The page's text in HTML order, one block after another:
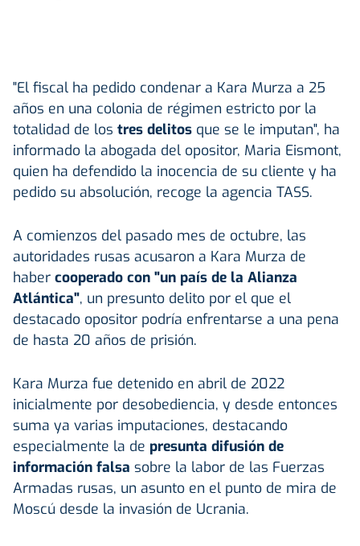
"El fiscal ha pedido condenar a Kara Murza a 25
años en una colonia de régimen estricto por la
totalidad de los tres delitos que se le imputan", ha
informado la abogada del opositor, Maria Eismont,
quien ha defendido la inocencia de su cliente y ha
pedido su absolución, recoge la agencia TASS.
A comienzos del pasado mes de octubre, las
autoridades rusas acusaron a Kara Murza de
haber cooperado con "un país de la Alianza
Atlántica", un presunto delito por el que el
destacado opositor podría enfrentarse a una pena
de hasta 20 años de prisión.
Kara Murza fue detenido en abril de 2022
inicialmente por desobediencia, y desde entonces
suma ya varias imputaciones, destacando
especialmente la de presunta difusión de
información falsa sobre la labor de las Fuerzas
Armadas rusas, un asunto en el punto de mira de
Moscú desde la invasión de Ucrania.